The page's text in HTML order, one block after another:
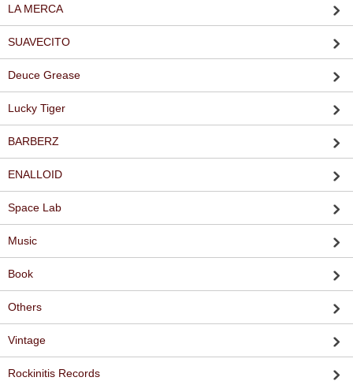
LA MERCA
SUAVECITO
Deuce Grease
Lucky Tiger
BARBERZ
ENALLOID
Space Lab
Music
Book
Others
Vintage
Rockinitis Records